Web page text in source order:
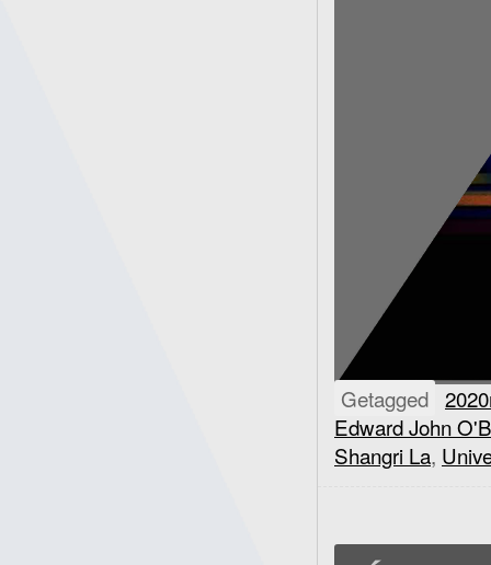
Getagged
Edward John
Shangri La,